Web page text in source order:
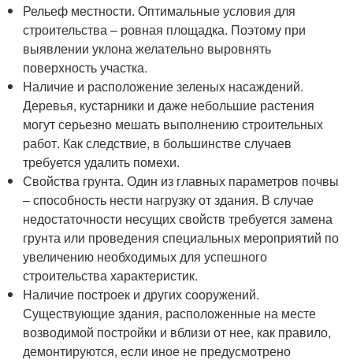
Рельеф местности. Оптимальные условия для
строительства – ровная площадка. Поэтому при
выявлении уклона желательно выровнять
поверхность участка.
Наличие и расположение зеленых насаждений.
Деревья, кустарники и даже небольшие растения
могут серьезно мешать выполнению строительных
работ. Как следствие, в большинстве случаев
требуется удалить помехи.
Свойства грунта. Один из главных параметров почвы
– способность нести нагрузку от здания. В случае
недостаточности несущих свойств требуется замена
грунта или проведения специальных мероприятий по
увеличению необходимых для успешного
строительства характеристик.
Наличие построек и других сооружений.
Существующие здания, расположенные на месте
возводимой постройки и вблизи от нее, как правило,
демонтируются, если иное не предусмотрено